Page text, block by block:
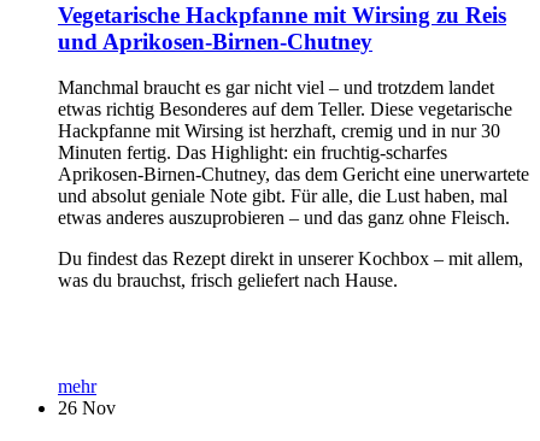
Vegetarische Hackpfanne mit Wirsing zu Reis
und Aprikosen-Birnen-Chutney
Manchmal braucht es gar nicht viel – und trotzdem landet
etwas richtig Besonderes auf dem Teller. Diese vegetarische
Hackpfanne mit Wirsing ist herzhaft, cremig und in nur 30
Minuten fertig. Das Highlight: ein fruchtig-scharfes
Aprikosen-Birnen-Chutney, das dem Gericht eine unerwartete
und absolut geniale Note gibt. Für alle, die Lust haben, mal
etwas anderes auszuprobieren – und das ganz ohne Fleisch.
Du findest das Rezept direkt in unserer Kochbox – mit allem,
was du brauchst, frisch geliefert nach Hause.
mehr
26 Nov